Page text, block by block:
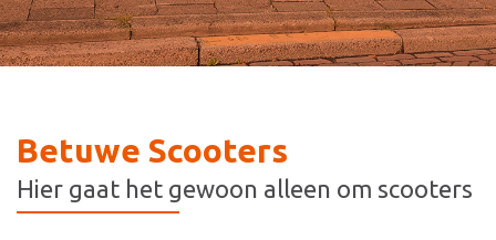
Betuwe Scooters
Hier gaat het gewoon alleen om scooters